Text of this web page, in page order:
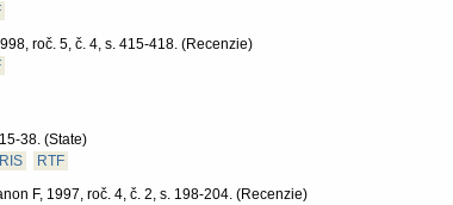
roč. 5, č. 4, s. 415-418. (Recenzie)
38. (State)
RIS
RTF
F, 1997, roč. 4, č. 2, s. 198-204. (Recenzie)